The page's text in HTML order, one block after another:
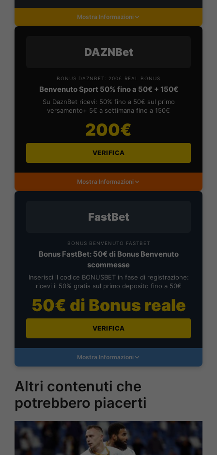
Mostra Informazioni
DAZNBet
BONUS DAZNBET: 200€ REAL BONUS
Benvenuto Sport 50% fino a 50€ + 150€
Su DaznBet ricevi: 50% fino a 50€ sul primo
versamento+ 5€ a settimana fino a 150€
200€
VERIFICA
Mostra Informazioni
FastBet
BONUS BENVENUTO FASTBET
Bonus FastBet: 50€ di Bonus Benvenuto
scommesse
Inserisci il codice BONUSBET in fase di registrazione:
ricevi il 50% gratis sul primo deposito fino a 50€
50€ di Bonus reale
VERIFICA
Mostra Informazioni
Altri contenuti che
potrebbero piacerti